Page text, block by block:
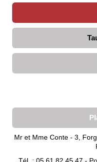
Mr et Mme Conte - 3,